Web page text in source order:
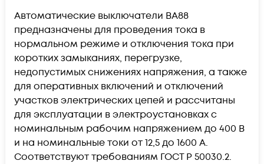
Автоматические выключатели ВА88
предназначены для проведения тока в
нормальном режиме и отключения тока при
коротких замыканиях, перегрузке,
недопустимых снижениях напряжения, а также
для оперативных включений и отключений
участков электрических цепей и рассчитаны
для эксплуатации в электроустановках с
номинальным рабочим напряжением до 400 В
и на номинальные токи от 12,5 до 1600 А.
Соответствуют требованиям ГОСТ Р 50030.2.